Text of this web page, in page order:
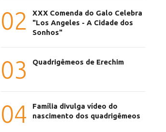
02
XXX Comenda do Galo Celebra
"Los Angeles - A Cidade dos
Sonhos"
03 Quadrigêmeos de Erechim
04
Família divulga vídeo do
nascimento dos quadrigêmeos